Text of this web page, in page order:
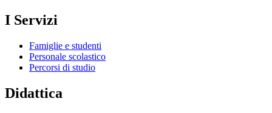
I Servizi
Famiglie e studenti
Personale scolastico
Percorsi di studio
Didattica